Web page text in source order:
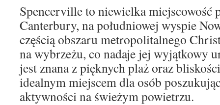
Spencerville to niewielka miejscowość
Canterbury, na południowej wyspie
częścią obszaru metropolitalnego
na wybrzeżu, co nadaje jej wyjątkowy
jest znana z pięknych plaż oraz
idealnym miejscem dla osób
aktywności na świeżym powietrzu.